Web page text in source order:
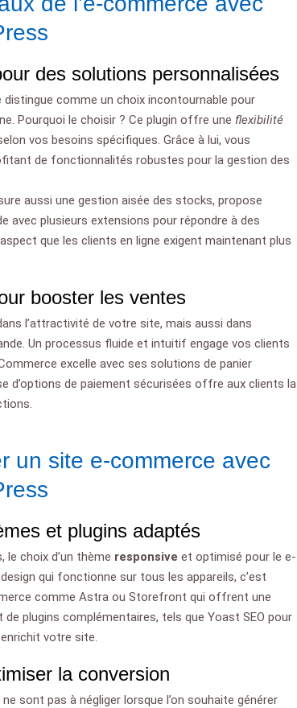
des solutions personnalisées
distingue comme un choix incontournable pour
Pourquoi le choisir ? Ce plugin offre une flexibilité
vos besoins spécifiques. Grâce à lui, vous
de fonctionnalités robustes pour la gestion des
aussi une gestion aisée des stocks, propose
avec plusieurs extensions pour répondre à des
que les clients en ligne exigent maintenant plus
booster les ventes
l’attractivité de votre site, mais aussi dans
Un processus fluide et intuitif engage vos clients
excelle avec ses solutions de panier
d’options de paiement sécurisées offre aux clients la
un site e-commerce avec
et plugins adaptés
le choix d’un thème responsive et optimisé pour le e-
qui fonctionne sur tous les appareils, c’est
comme Astra ou Storefront qui offrent une
plugins complémentaires, tels que Yoast SEO pour
votre site.
la conversion
sont pas à négliger lorsque l’on souhaite générer